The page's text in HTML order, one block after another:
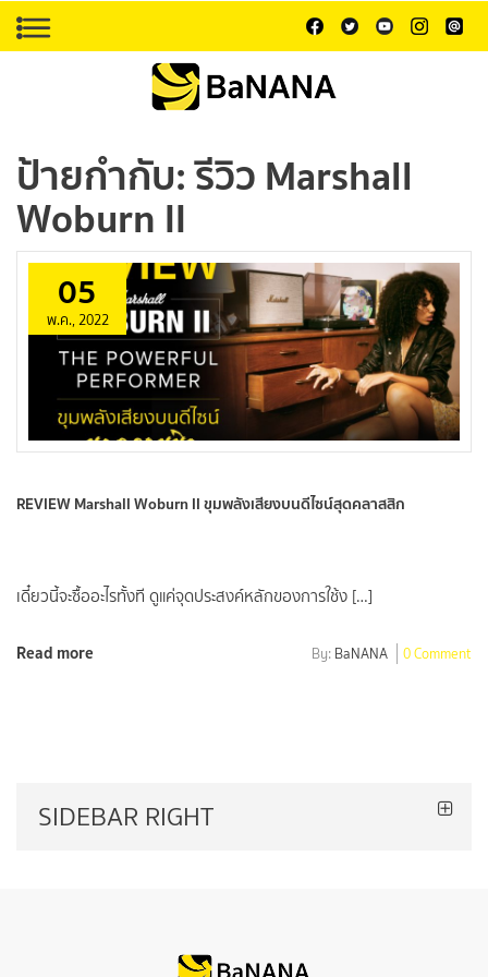
ป้ายกำกับ:รีวิว Marshall
Woburn II
05
พ.ค., 2022
REVIEW Marshall Woburn II ขุมพลังเสียงบนดีไซน์สุดคลาสสิก
เดี๋ยวนี้จะซื้ออะไรทั้งที ดูแค่จุดประสงค์หลักของการใช้ง […]
Read more By: BaNANA 0 Comment
SIDEBAR RIGHT